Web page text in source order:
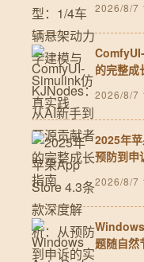
2026/8/7
的完整成
2026/8/7
2025年
预防到申
2026/8/7
题随自然